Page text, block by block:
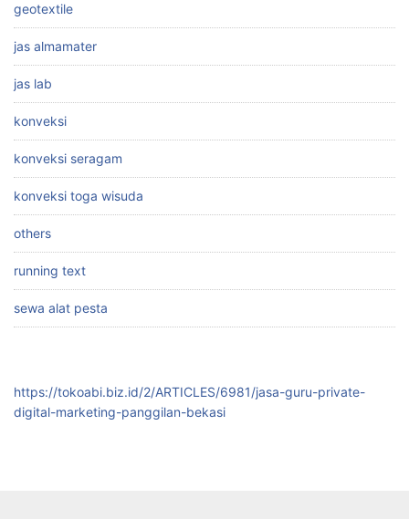
geotextile
jas almamater
jas lab
konveksi
konveksi seragam
konveksi toga wisuda
others
running text
sewa alat pesta
https://tokoabi.biz.id/2/ARTICLES/6981/jasa-guru-private-
digital-marketing-panggilan-bekasi